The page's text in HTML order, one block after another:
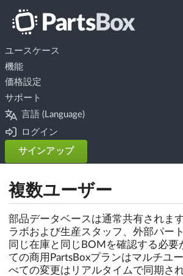
ユースケース
機能
価格設定
サポート
言語 (Language)
ログイン
サインアップ
複数ユーザー
部品データベースは通常共有されま
ラボおよび生産スタッフ、外部パー
同じ在庫と同じBOMを確認する必要
ての商用PartsBoxプランはマルチユ
べての変更はリアルタイムで同期さ